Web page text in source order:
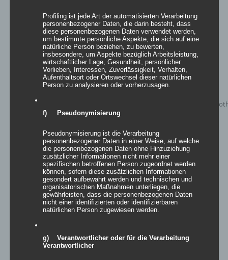
Easy Sculptures- easy star
Bewertet
Details
Profiling ist jede Art der automatisierten Verarbeitung
personenbezogener Daten, die darin besteht, dass
diese personenbezogenen Daten verwendet werden,
um bestimmte persönliche Aspekte, die sich auf eine
natürliche Person beziehen, zu bewerten,
insbesondere, um Aspekte bezüglich Arbeitsleistung,
wirtschaftlicher Lage, Gesundheit, persönlicher
Vorlieben, Interessen, Zuverlässigkeit, Verhalten,
Aufenthaltsort oder Ortswechsel dieser natürlichen
Person zu analysieren oder vorherzusagen.
f) Pseudonymisierung
Pseudonymisierung ist die Verarbeitung
personenbezogener Daten in einer Weise, auf welche
die personenbezogenen Daten ohne Hinzuziehung
zusätzlicher Informationen nicht mehr einer
spezifischen betroffenen Person zugeordnet werden
können, sofern diese zusätzlichen Informationen
gesondert aufbewahrt werden und technischen und
organisatorischen Maßnahmen unterliegen, die
gewährleisten, dass die personenbezogenen Daten
nicht einer identifizierten oder identifizierbaren
natürlichen Person zugewiesen werden.
g) Verantwortlicher oder für die Verarbeitung
Verantwortlicher